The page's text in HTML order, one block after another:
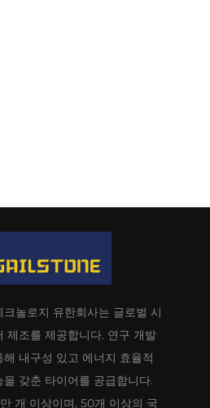
놀로지 유한회사는 글로벌 시
제조를 제공합니다. 연구 개발
내구성 있고 에너지 효율적
갖춘 타이어를 공급합니다.
개 이상이며, 50개 이상의 국